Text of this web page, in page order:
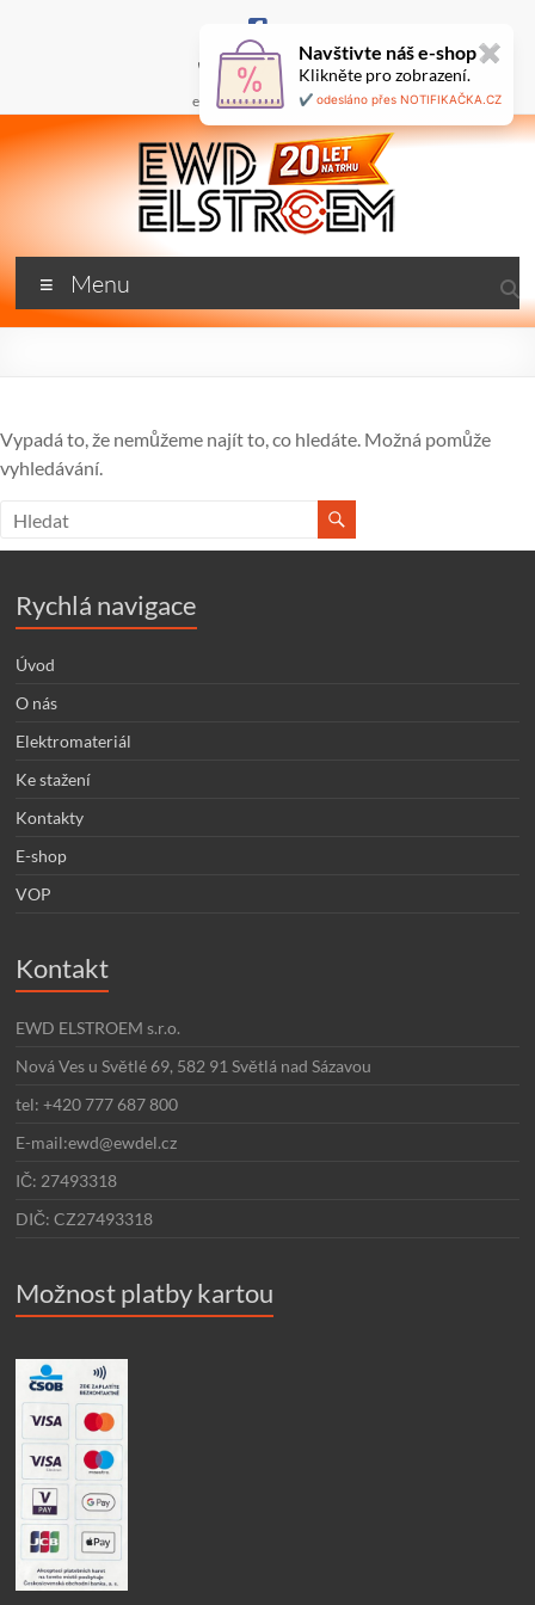
+420 777 687 800
ewd@ewdel.cz
🇬🇧
ewdel.cz
…
Menu
Vypadá to, že nemůžeme najít to, co hledáte. Možná pomůže
vyhledávání.
Rychlá navigace
Úvod
O nás
Elektromateriál
Ke stažení
Kontakty
E-shop
VOP
Kontakt
EWD ELSTROEM s.r.o.
Nová Ves u Světlé 69, 582 91 Světlá nad Sázavou
tel: +420 777 687 800
E-mail:ewd@ewdel.cz
IČ: 27493318
DIČ: CZ27493318
Možnost platby kartou
Navštivte náš e-shop✖
Klikněte pro zobrazení.
✔️ odesláno přes NOTIFIKAČKA.CZ